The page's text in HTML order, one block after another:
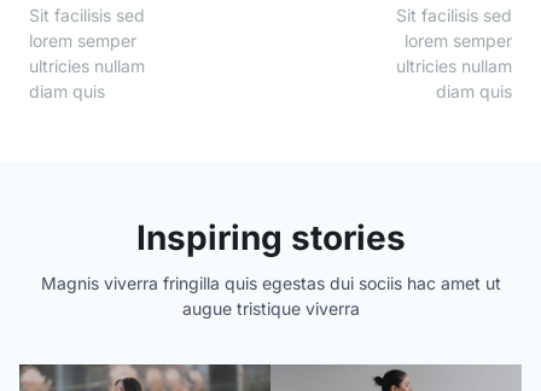
Sit facilisis sed
lorem semper
ultricies nullam
diam quis
Sit facilisis sed
lorem semper
ultricies nullam
diam quis
Inspiring stories
Magnis viverra fringilla quis egestas dui sociis hac amet ut
augue tristique viverra